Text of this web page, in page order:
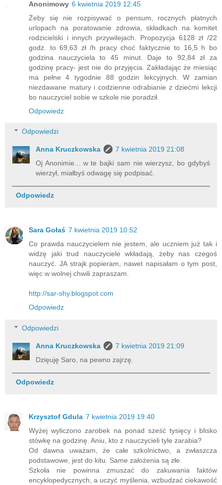
Anonimowy 6 kwietnia 2019 12:45
Żeby się nie rozpisywać o pensum, rocznych płatnych
urlopach na poratowanie zdrowia, składkach na komitet
rodzicielski i innych przywilejach. Propozycja 6128 zł /22
godz. to 69,63 zł /h pracy choć faktycznie to 16,5 h bo
godzina nauczyciela to 45 minut. Daje to 92,84 zł za
godzinę pracy- jest nie do przyjęcia. Zakładając że miesiąc
ma pełne 4 tygodnie 88 godzin lekcyjnych. W zamian
niezdawane matury i codzienne odrabianie z dziećmi lekcji
bo nauczyciel sobie w szkole nie poradził.
Odpowiedz
Odpowiedzi
Anna Kruczkowska
7 kwietnia 2019 21:08
Oj Anonimie... w te bajki sam nie wierzysz, bo gdybyś
wierzył, miałbyś odwagę się podpisać.
Odpowiedz
Sara Gołaś 7 kwietnia 2019 10:52
Co prawda nauczycielem nie jestem, ale uczniem już tak i
widzę jaki trud nauczyciele wkładają, żeby nas czegoś
nauczyć. JA strajk popieram, nawet napisałam o tym post,
więc w wolnej chwili zapraszam.
http://sar-shy.blogspot.com
Odpowiedz
Odpowiedzi
Anna Kruczkowska
7 kwietnia 2019 21:09
Dzięuję Saro, na pewno zajrzę.
Odpowiedz
Krzysztof Gdula 7 kwietnia 2019 19:40
Wyżej wyliczono zarobek na ponad sześć tysięcy i blisko
stówkę na godzinę. Aniu, kto z nauczycieli tyle zarabia?
Od dawna uważam, że całe szkolnictwo, a zwłaszcza
podstawowe, jest do kitu. Same założenia są złe.
Szkoła nie powinna zmuszać do zakuwania faktów
encyklopedycznych, a uczyć myślenia, wzbudzać ciekawość